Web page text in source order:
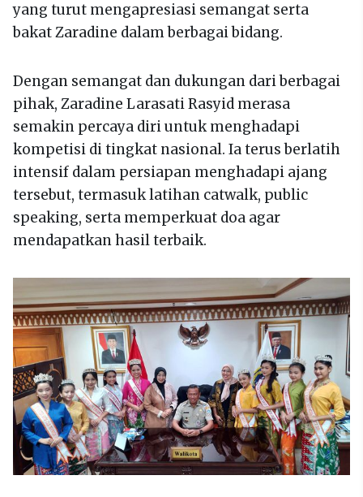
yang turut mengapresiasi semangat serta
bakat Zaradine dalam berbagai bidang.
Dengan semangat dan dukungan dari berbagai
pihak, Zaradine Larasati Rasyid merasa
semakin percaya diri untuk menghadapi
kompetisi di tingkat nasional. Ia terus berlatih
intensif dalam persiapan menghadapi ajang
tersebut, termasuk latihan catwalk, public
speaking, serta memperkuat doa agar
mendapatkan hasil terbaik.